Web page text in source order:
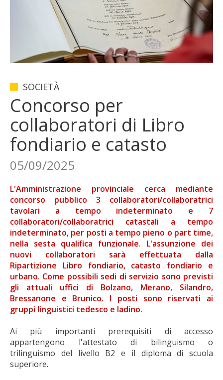
SOCIETÀ
Concorso per
collaboratori di Libro
fondiario e catasto
05/09/2025
L'Amministrazione provinciale cerca mediante
concorso pubblico 3 collaboratori/collaboratrici
tavolari a tempo indeterminato e 7
collaboratori/collaboratrici catastali a tempo
indeterminato, per posti a tempo pieno o part time,
nella sesta qualifica funzionale. L'assunzione dei
nuovi collaboratori sarà effettuata dalla
Ripartizione Libro fondiario, catasto fondiario e
urbano. Come possibili sedi di servizio sono previsti
gli attuali uffici di Bolzano, Merano, Silandro,
Bressanone e Brunico. I posti sono riservati ai
gruppi linguistici tedesco e ladino.
Ai più importanti prerequisiti di accesso
appartengono l'attestato di bilinguismo o
trilinguismo del livello B2 e il diploma di scuola
superiore.